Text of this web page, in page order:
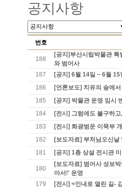
공지사항
번호
188
[공지]부산시립박물관
와 범어사
187 [공지] 6월 14일 ~ 6월 15
186
[언론보도] 치유의 숲에
185
[공지] 박물관 운영 임시
184
[전시] 그럼에도 불구하
183
[전시] 화광범운 이묵부
182
[보도자료] 부처님오신날
181
[공지] 1층 상설 전시관
180
[보도자료] 범어사 성보
아서!' 운영
179 [전시] <인내로 열린 길-